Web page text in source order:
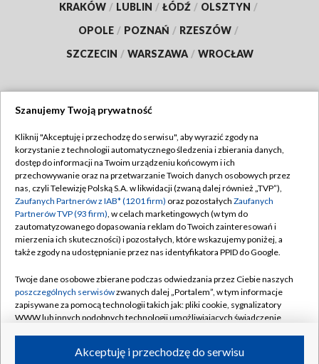
KRAKÓW / LUBLIN / ŁÓDŹ / OLSZTYN /
OPOLE / POZNAŃ / RZESZÓW /
SZCZECIN / WARSZAWA / WROCŁAW
TVP
Abonament TVP
Emisja w TVP
Centrum informacji TVP
Naziemna Telewizja Cyfrowa
Rada Programowa
System NOS
Informacje o nadawcy
Program dla prasy
Regulamin TVP
Polityka prywatności
Moje zgody
Pomoc
Kontakt
Kanały
Szanujemy Twoją prywatność
Kliknij "Akceptuję i przechodzę do serwisu", aby wyrazić zgody na
korzystanie z technologii automatycznego śledzenia i zbierania danych,
dostęp do informacji na Twoim urządzeniu końcowym i ich
przechowywanie oraz na przetwarzanie Twoich danych osobowych przez
nas, czyli Telewizję Polską S.A. w likwidacji (zwaną dalej również „TVP”),
Zaufanych Partnerów z IAB* (1201 firm) oraz pozostałych Zaufanych
Partnerów TVP (93 firm), w celach marketingowych (w tym do
zautomatyzowanego dopasowania reklam do Twoich zainteresowań i
mierzenia ich skuteczności) i pozostałych, które wskazujemy poniżej, a
także zgody na udostępnianie przez nas identyfikatora PPID do Google.
Twoje dane osobowe zbierane podczas odwiedzania przez Ciebie naszych
poszczególnych serwisówzwanych dalej „Portalem”, w tym informacje
zapisywane za pomocą technologii takich jak: pliki cookie, sygnalizatory
WWW lub innych podobnych technologii umożliwiających świadczenie
ruchu w Internecie.Akceptuję i przechodzę do serwisu